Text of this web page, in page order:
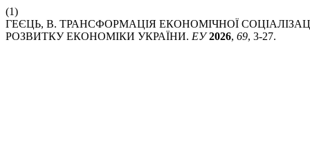
(1)
ГЕЄЦЬ, В. ТРАНСФОРМАЦІЯ ЕКОНОМІЧНОЇ
РОЗВИТКУ ЕКОНОМІКИ УКРАЇНИ. ЕУ 2026, 69, 3-27.